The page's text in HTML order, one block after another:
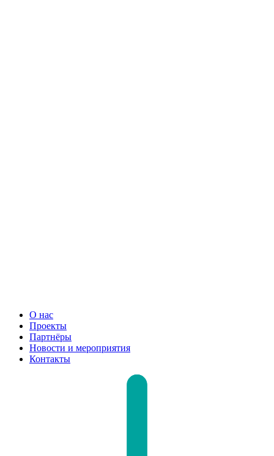
О нас
Проекты
Партнёры
Новости и мероприятия
Контакты